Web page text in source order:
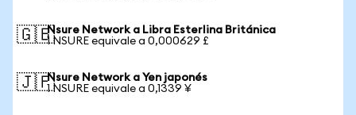
🇬🇧Nsure Network a Libra Esterlina Británica
1 NSURE equivale a 0,000629 £
🇯🇵Nsure Network a Yen japonés
1 NSURE equivale a 0,1339 ¥